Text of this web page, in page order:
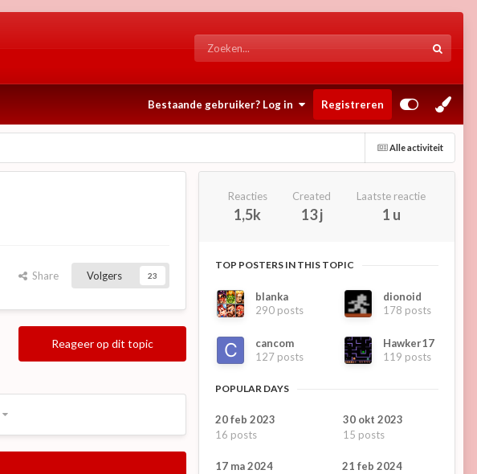
Bestaande gebruiker? Log in Registreren
Alle activiteit
Share Volgers 23
Reageer op dit topic
Reacties
1,5k
Created
13 j
Laatste reactie
1 u
TOP POSTERS IN THIS TOPIC
blanka
290 posts
dionoid
178 posts
cancom
127 posts
Hawker17
119 posts
POPULAR DAYS
20 feb 2023
16 posts
30 okt 2023
15 posts
17 ma 2024
21 feb 2024